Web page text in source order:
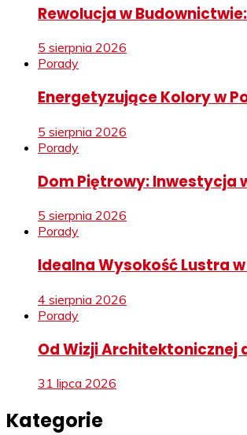
Rewolucja w
5 sierpnia 2026
Porady
Energetyzujące Kolory w
5 sierpnia 2026
Porady
Dom Piętrowy: Inwestycja
5 sierpnia 2026
Porady
Idealna Wysokość Lustra
4 sierpnia 2026
Porady
Od Wizji Architektonicznej
31 lipca 2026
Kategorie